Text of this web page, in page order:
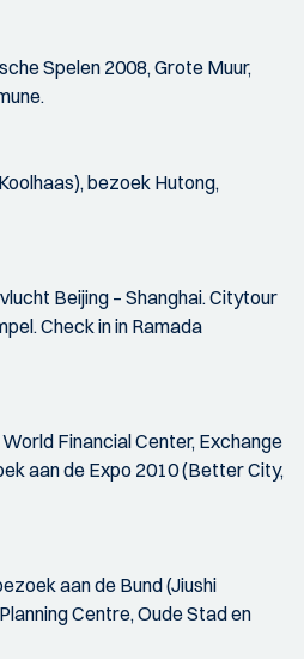
Spelen 2008, Grote Muur,
bezoek Hutong,
Beijing – Shanghai. Citytour
Check in in Ramada
Financial Center, Exchange
aan de Expo 2010 (Better City,
aan de Bund (Jiushi
Centre, Oude Stad en